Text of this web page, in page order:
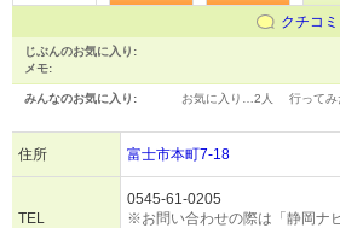
クチコミ
じぶんのお気に入り:
メモ:
みんなのお気に入り: お気に入り… 2人 行ってみ
住所 富士市本町7-18
TEL
0545-61-0205
※お問い合わせの際は「静岡ナ